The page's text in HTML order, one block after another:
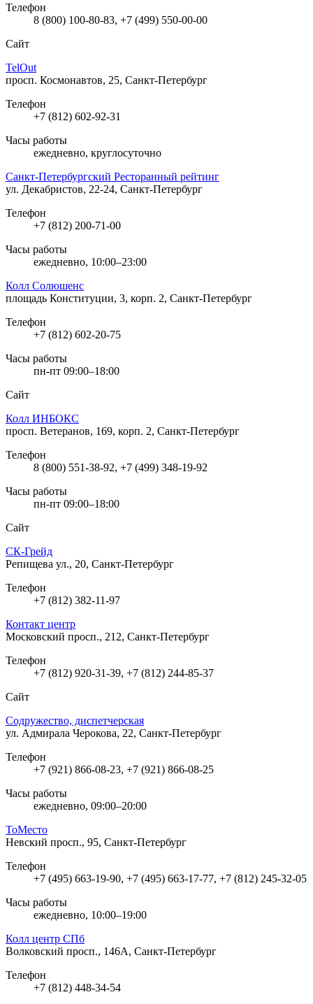
Телефон
8 (800) 100-80-83, +7 (499) 550-00-00
Сайт
TelOut
просп. Космонавтов, 25, Санкт-Петербург
Телефон
+7 (812) 602-92-31
Часы работы
ежедневно, круглосуточно
Санкт-Петербургский Ресторанный рейтинг
ул. Декабристов, 22-24, Санкт-Петербург
Телефон
+7 (812) 200-71-00
Часы работы
ежедневно, 10:00–23:00
Колл Солюшенс
площадь Конституции, 3, корп. 2, Санкт-Петербург
Телефон
+7 (812) 602-20-75
Часы работы
пн-пт 09:00–18:00
Сайт
Колл ИНБОКС
просп. Ветеранов, 169, корп. 2, Санкт-Петербург
Телефон
8 (800) 551-38-92, +7 (499) 348-19-92
Часы работы
пн-пт 09:00–18:00
Сайт
СК-Грейд
Репищева ул., 20, Санкт-Петербург
Телефон
+7 (812) 382-11-97
Контакт центр
Московский просп., 212, Санкт-Петербург
Телефон
+7 (812) 920-31-39, +7 (812) 244-85-37
Сайт
Содружество, диспетчерская
ул. Адмирала Черокова, 22, Санкт-Петербург
Телефон
+7 (921) 866-08-23, +7 (921) 866-08-25
Часы работы
ежедневно, 09:00–20:00
ТоМесто
Невский просп., 95, Санкт-Петербург
Телефон
+7 (495) 663-19-90, +7 (495) 663-17-77, +7 (812) 245-32-05
Часы работы
ежедневно, 10:00–19:00
Колл центр СПб
Волковский просп., 146А, Санкт-Петербург
Телефон
+7 (812) 448-34-54